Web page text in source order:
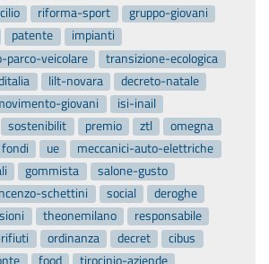
riforma-sport
gruppo-giovani
patente
impianti
veicolare
transizione-ecologica
lilt-novara
decreto-natale
giovani
isi-inail
sostenibilit premio ztl
omegna
fondi ue
meccanici-auto-elettriche
gommista
salone-gusto
schettini social
deroghe
theonemilano
responsabile
ordinanza decret
cibus